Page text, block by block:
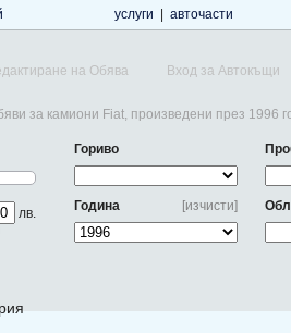
услуги
авточасти
на Обява Вход за Автокъщи
за камиони Fiat, произведени през 1996
лв.
Гориво
[изчисти]
Година